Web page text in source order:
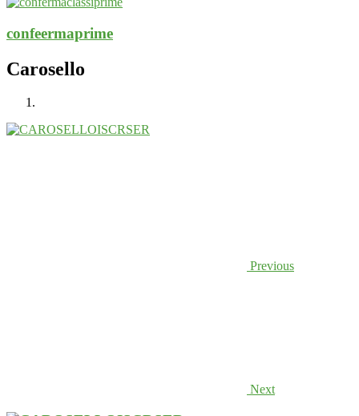
confeermaprime
Carosello
Previous
Next